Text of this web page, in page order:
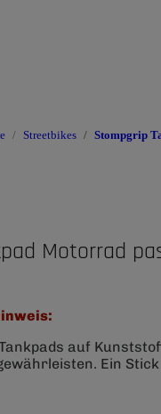
Streetbikes Stompgrip
Motorrad
auf
Ein